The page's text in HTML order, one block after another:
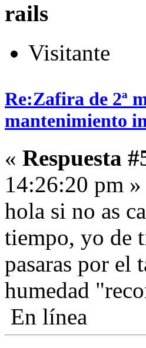
rails
Visitante
Re:Zafira de 2ª
mantenimiento
« Respuesta
14:26:20 pm »
hola si no as
tiempo, yo de
pasaras por el
humedad
En línea